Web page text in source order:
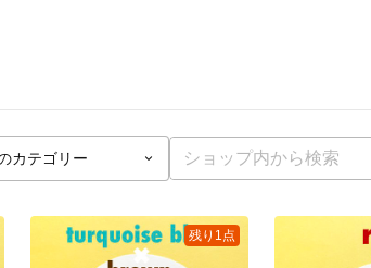
残り1点